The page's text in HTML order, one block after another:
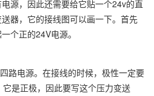
源，因此还需要给它贴一个24v的直
器，它的接线图可以画一下。首先
个正的24V电源。
路电源。在接线的时候，极性一定要
是正极，因此要写这个压力变送